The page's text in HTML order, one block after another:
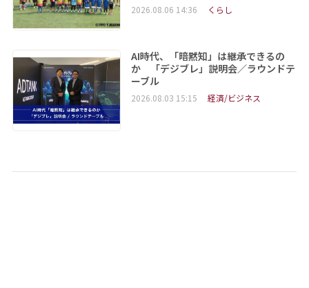
2026.08.06 14:36 くらし
AI時代、「暗黙知」は継承できるの
か 「デジブレ」説明会／ラウンドテ
ーブル
2026.08.03 15:15 経済/ビジネス